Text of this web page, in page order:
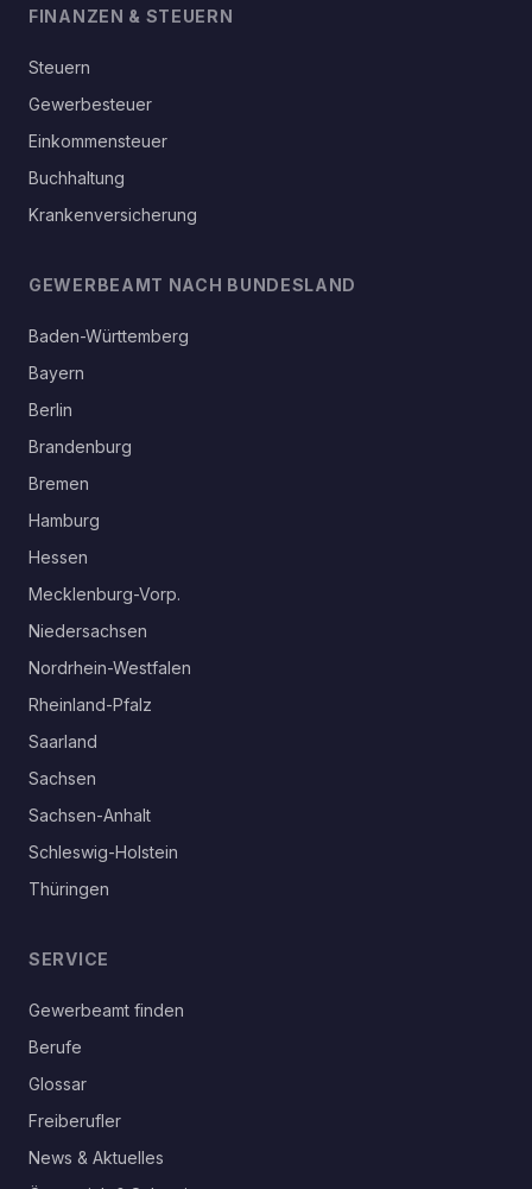
FINANZEN & STEUERN
Steuern
Gewerbesteuer
Einkommensteuer
Buchhaltung
Krankenversicherung
GEWERBEAMT NACH BUNDESLAND
Baden-Württemberg
Bayern
Berlin
Brandenburg
Bremen
Hamburg
Hessen
Mecklenburg-Vorp.
Niedersachsen
Nordrhein-Westfalen
Rheinland-Pfalz
Saarland
Sachsen
Sachsen-Anhalt
Schleswig-Holstein
Thüringen
SERVICE
Gewerbeamt finden
Berufe
Glossar
Freiberufler
News & Aktuelles